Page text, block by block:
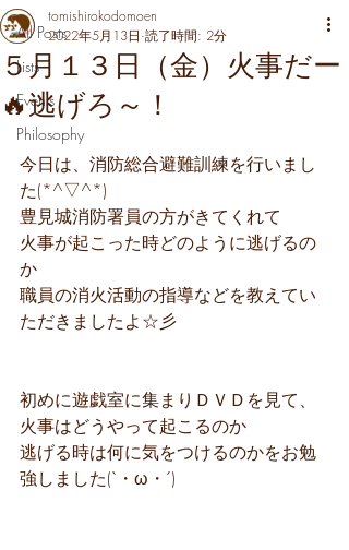
All Posts
Lists
Events
Philosophy
５月１３日（金）火事だー
🔥逃げろ～！
tomishirokodomoen
2022年5月13日 読了時間: 2分
今日は、消防総合避難訓練を行いまし
た(*^▽^*)
豊見城消防署員の方がきてくれて
火事が起こった時どのように逃げるの
か
職員の消火活動の指導などを教えてい
ただきましたよ☆彡
初めに遊戯室に集まりＤＶＤを見て、
火事はどうやって起こるのか
逃げる時は何に気をつけるのかをお勉
強しました(`・ω・´)